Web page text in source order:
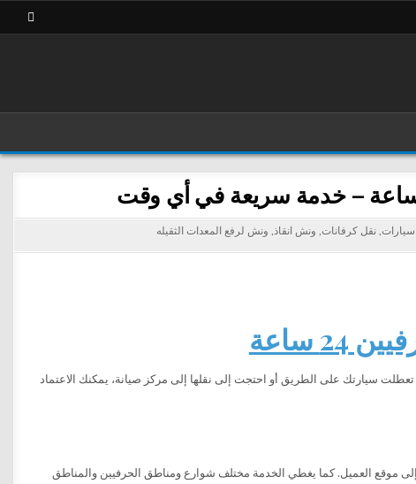
سيارات ,نقل كرفانات ونش انقاذ ونش لرفع المعدات الثقيله
ساعة
سيارتك على الطريق أو احتجت إلى نقلها إلى مركز صيانة، يمكنك الاعتماد
موقع العميل. كما يغطي الخدمة مختلف شوارع ومناطق الحرفيين والمناطق